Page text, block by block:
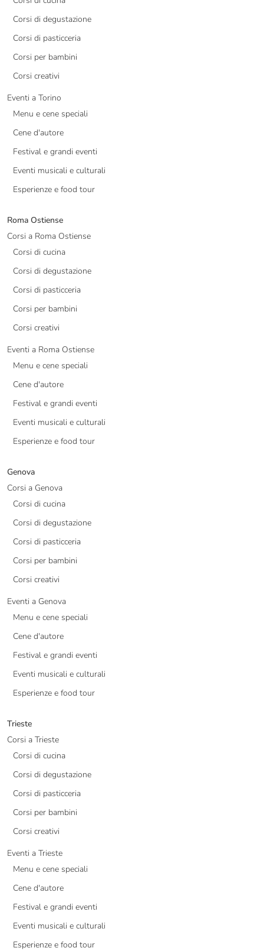
Corsi di degustazione
Corsi di pasticceria
Corsi per bambini
Corsi creativi
Eventi a Torino
Menu e cene speciali
Cene d'autore
Festival e grandi eventi
Eventi musicali e culturali
Esperienze e food tour
Roma Ostiense
Corsi a Roma Ostiense
Corsi di cucina
Corsi di degustazione
Corsi di pasticceria
Corsi per bambini
Corsi creativi
Eventi a Roma Ostiense
Menu e cene speciali
Cene d'autore
Festival e grandi eventi
Eventi musicali e culturali
Esperienze e food tour
Genova
Corsi a Genova
Corsi di cucina
Corsi di degustazione
Corsi di pasticceria
Corsi per bambini
Corsi creativi
Eventi a Genova
Menu e cene speciali
Cene d'autore
Festival e grandi eventi
Eventi musicali e culturali
Esperienze e food tour
Trieste
Corsi a Trieste
Corsi di cucina
Corsi di degustazione
Corsi di pasticceria
Corsi per bambini
Corsi creativi
Eventi a Trieste
Menu e cene speciali
Cene d'autore
Festival e grandi eventi
Eventi musicali e culturali
Esperienze e food tour